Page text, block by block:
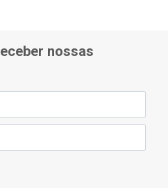
nossas